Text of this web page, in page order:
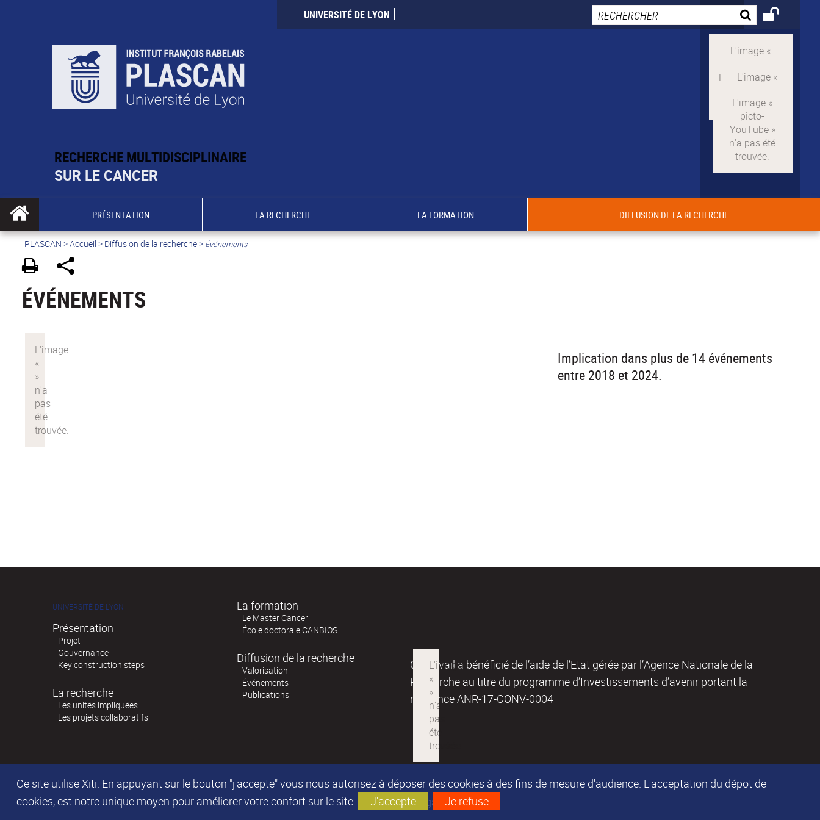
Ce site utilise Xiti. En appuyant sur le bouton "j'accepte" vous nous autorisez à déposer des cookies à des fins de mesure d'audience. L'acceptation du dépot de
cookies, est notre unique moyen pour améliorer votre confort sur le site.
J'accepte Je refuse
RECHERCHE MULTIDISCIPLINAIRE
SUR LE CANCER
UNIVERSITÉ DE LYON
PRÉSENTATION LA RECHERCHE LA FORMATION DIFFUSION DE LA RECHERCHE
PLASCAN >Accueil > Diffusion de la recherche > Événements
ÉVÉNEMENTS
Implication dans plus de 14 événements
entre 2018 et 2024.
UNIVERSITÉ DE LYON
Présentation
Projet
Gouvernance
Key construction steps
La recherche
Les unités impliquées
Les projets collaboratifs
La formation
Le Master Cancer
École doctorale CANBIOS
Diffusion de la recherche
Valorisation
Événements
Publications
Ce travail a bénéficié de l’aide de l’Etat gérée par l’Agence Nationale de la
Recherche au titre du programme d’Investissements d’avenir portant la
référence ANR-17-CONV-0004
Mentions légales